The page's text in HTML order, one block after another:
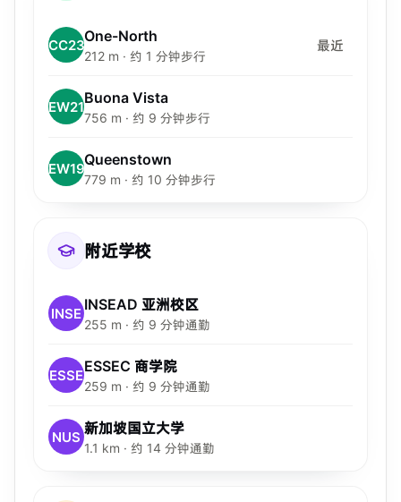
CC23One-North
212 m · 约 1 分钟步行
最近
EW21Buona Vista
756 m · 约 9 分钟步行
EW19Queenstown
779 m · 约 10 分钟步行
附近学校
INSE INSEAD 亚洲校区
255 m · 约 9 分钟通勤
ESSEESSEC 商学院
259 m · 约 9 分钟通勤
NUS 新加坡国立大学
1.1 km · 约 14 分钟通勤